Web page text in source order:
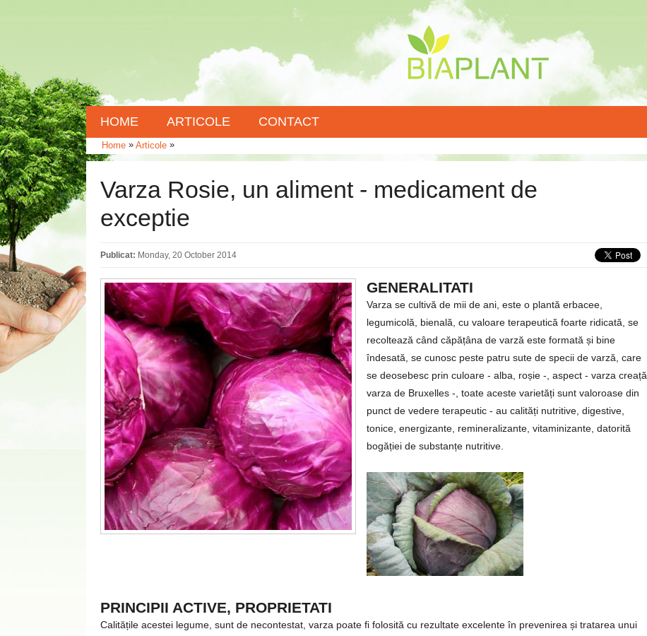
HOME ARTICOLE CONTACT
Home » Articole »
Varza Rosie, un aliment - medicament de
exceptie
Publicat: Monday, 20 October 2014
GENERALITATI
Varza se cultivă de mii de ani, este o plantă erbacee,
legumicolă, bienală, cu valoare terapeutică foarte ridicată, se
recoltează când căpățâna de varză este formată și bine
îndesată, se cunosc peste patru sute de specii de varză, care
se deosebesc prin culoare - alba, roșie -, aspect - varza creață,
varza de Bruxelles -, toate aceste varietăți sunt valoroase din
punct de vedere terapeutic - au calități nutritive, digestive,
tonice, energizante, remineralizante, vitaminizante, datorită
bogăției de substanțe nutritive.
PRINCIPII ACTIVE, PROPRIETATI
Calitățile acestei legume, sunt de necontestat, varza poate fi folosită cu rezultate excelente în prevenirea și tratarea unui